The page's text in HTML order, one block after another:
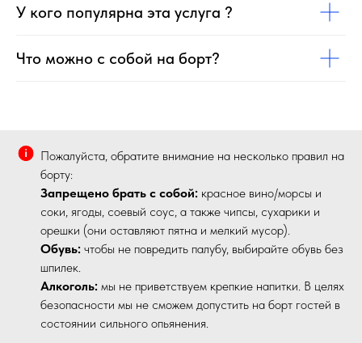
У кого популярна эта услуга ?
Что можно с собой на борт?
Пожалуйста, обратите внимание на несколько правил на
борту:
Запрещено брать с собой: красное вино/морсы и
соки, ягоды, соевый соус, а также чипсы, сухарики и
орешки (они оставляют пятна и мелкий мусор).
Обувь: чтобы не повредить палубу, выбирайте обувь без
шпилек.
Алкоголь: мы не приветствуем крепкие напитки. В целях
безопасности мы не сможем допустить на борт гостей в
состоянии сильного опьянения.